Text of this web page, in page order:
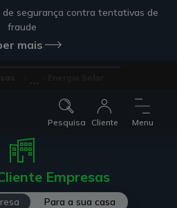
de segurança contra tentativas de
fraude
mais
Pesquisa Cliente Menu
Empresas
Para a sua casa